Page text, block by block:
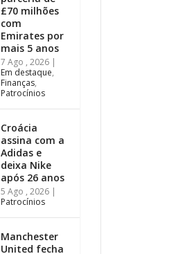
£70 milhões
com
Emirates por
mais 5 anos
7 Ago , 2026 |
Em destaque,
Finanças,
Patrocínios
Croácia
assina com a
Adidas e
deixa Nike
após 26 anos
5 Ago , 2026 |
Patrocínios
Manchester
United fecha